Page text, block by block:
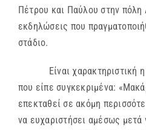
Πέτρου και Παύλου στην πόλη
εκδηλώσεις που
στάδιο.
Είναι χαρακτηριστική η
που είπε συγκεκριμένα:
επεκταθεί σε ακόμη
να ευχαριστήσει αμέσως μετά